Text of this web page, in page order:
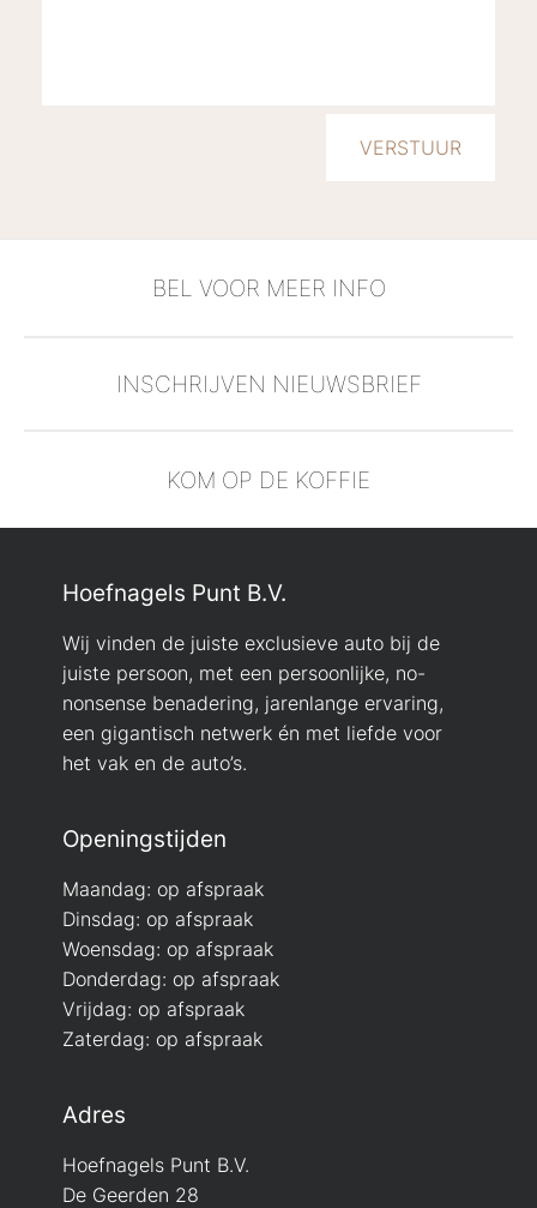
BEL VOOR MEER INFO
INSCHRIJVEN NIEUWSBRIEF
KOM OP DE KOFFIE
Hoefnagels Punt B.V.
Wij vinden de juiste exclusieve auto bij de
juiste persoon, met een persoonlijke, no-
nonsense benadering, jarenlange ervaring,
een gigantisch netwerk én met liefde voor
het vak en de auto’s.
Openingstijden
Maandag: op afspraak
Dinsdag: op afspraak
Woensdag: op afspraak
Donderdag: op afspraak
Vrijdag: op afspraak
Zaterdag: op afspraak
Adres
Hoefnagels Punt B.V.
De Geerden 28